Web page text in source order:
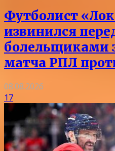
Футболист
извинился
болельщиками
матча РПЛ
08.08.2026
17